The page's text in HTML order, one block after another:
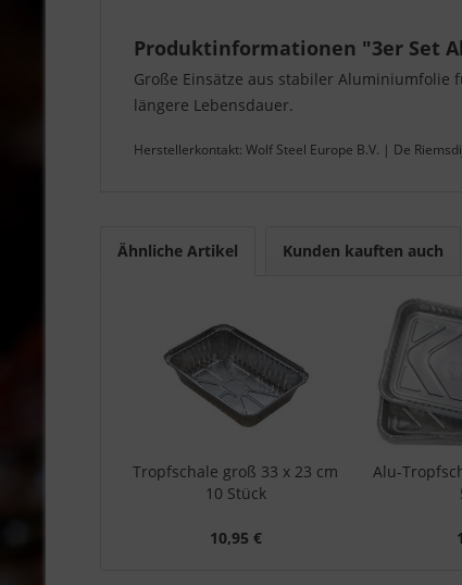
Produktinformationen "3er Set
Große Einsätze aus stabiler Aluminiumfolie
längere Lebensdauer.
Herstellerkontakt: Wolf Steel Europe B.V. | De
Ähnliche Artikel Kunden kauften auch
Tropfschale groß 33 x 23 cm
10 Stück
10,95 €
Alu-